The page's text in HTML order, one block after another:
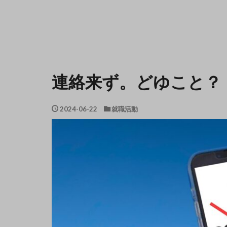
連絡来ず。どゆこと？
2024-06-22 就職活動